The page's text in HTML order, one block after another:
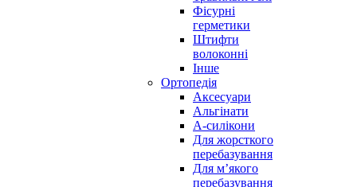
Фісурні
герметики
Штифти
волоконні
Інше
Ортопедія
Аксесуари
Альгінати
А-силікони
Для жорсткого
перебазування
Для м’якого
перебазування